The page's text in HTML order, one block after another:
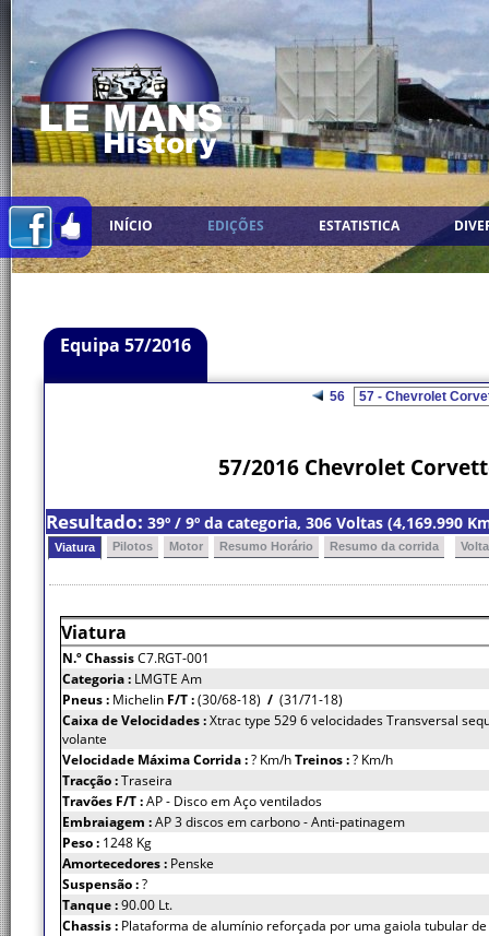
INÍCIO EDIÇÕES ESTATISTICA
Equipa 57/2016
56
57/2016 Chevrolet
Resultado: 39º / 9º da categoria, 306 Voltas (4,169.990
Viatura Pilotos Motor Resumo Horário Resumo da corrida
Viatura
N.º ChassisC7.RGT-001
Categoria : LMGTE Am
Pneus : Michelin F/T :(30/68-18) / (31/71-18)
Caixa de Velocidades :Xtrac type 529 6 velocidades Transversal
volante
Velocidade Máxima Corrida :? Km/hTreinos :? Km/h
Tracção :Traseira
Travões F/T :AP - Disco em Aço ventilados
Embraiagem :AP 3 discos em carbono - Anti-patinagem
Peso : 1248 Kg
Amortecedores : Penske
Suspensão :?
Tanque :90.00 Lt.
Chassis : Plataforma de alumínio reforçada por uma gaiola tubular